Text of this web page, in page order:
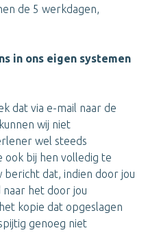
de 5 werkdagen,
in ons eigen systemen
dat via e-mail naar de
wij niet
wel steeds
bij hen volledig te
bericht dat, indien door jou
het door jou
kopie dat opgeslagen
genoeg niet